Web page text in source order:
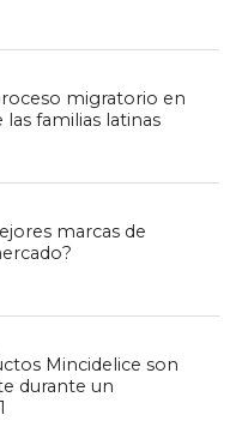
migratorio en
las familias latinas
marcas de
Mincidelice son
durante un